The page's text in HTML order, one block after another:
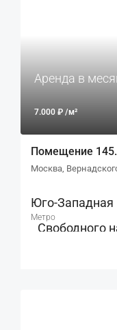
Аренда в
7.000 ₽ /м²
Помещение
Москва,
Юго-Западная
Метро
Свободного